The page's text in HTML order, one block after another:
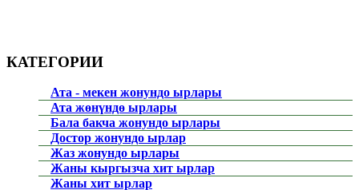
КАТЕГОРИИ
Ата - мекен жонундо ырлары
Ата жөнүндө ырлары
Бала бакча жонундо ырлары
Достор жонундо ырлар
Жаз жонундо ырлары
Жаны кыргызча хит ырлар
Жаны хит ырлар